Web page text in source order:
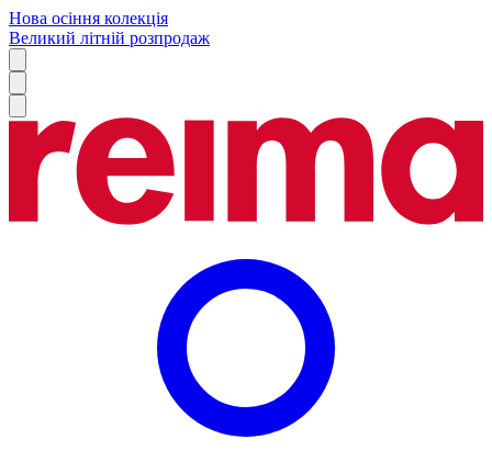
Нова осіння колекція
Великий літній розпродаж